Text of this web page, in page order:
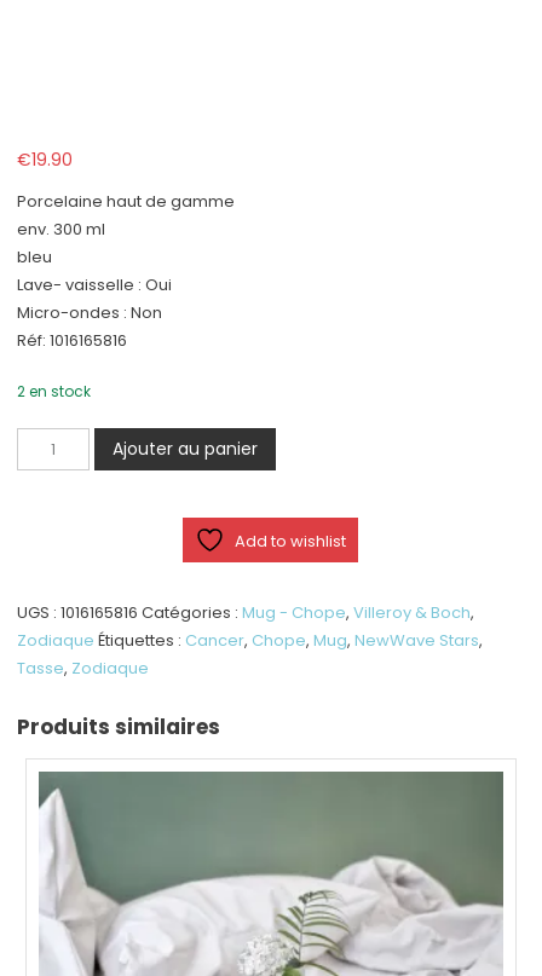
€19.90
Porcelaine haut de gamme
env. 300 ml
bleu
Lave- vaisselle : Oui
Micro-ondes : Non
Réf: 1016165816
2 en stock
quantité
de
Ajouter au panier
Add to wishlist
UGS :1016165816 Catégories :Mug - Chope,Villeroy & Boch,
Zodiaque Étiquettes : Cancer, Chope,Mug,NewWave Stars,
Tasse, Zodiaque
Produits similaires